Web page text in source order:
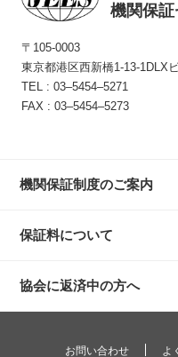
機関保
〒105-0003
東京都港区西新橋1-13-1 DLX
TEL : 03‒5454‒5271
FAX : 03‒5454‒5273
機関保証制度のご案内
保証料について
協会に返済中の方へ
お問い合わせ よ